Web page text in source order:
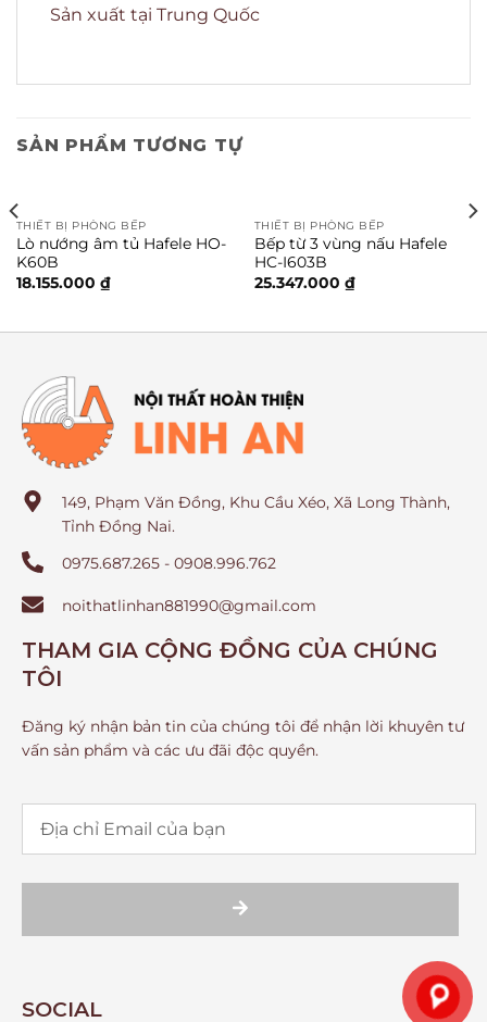
Sản xuất tại Trung Quốc
SẢN PHẨM TƯƠNG TỰ
THIẾT BỊ PHÒNG BẾP
Lò nướng âm tủ Hafele HO-
K60B
18.155.000 ₫
THIẾT BỊ PHÒNG BẾP
Bếp từ 3 vùng nấu Hafele
HC-I603B
25.347.000 ₫
149, Phạm Văn Đồng, Khu Cầu Xéo, Xã Long Thành,
Tỉnh Đồng Nai.
0975.687.265 - 0908.996.762
noithatlinhan881990@gmail.com
THAM GIA CỘNG ĐỒNG CỦA CHÚNG
TÔI
Đăng ký nhận bản tin của chúng tôi để nhận lời khuyên tư
vấn sản phẩm và các ưu đãi độc quyền.
SOCIAL